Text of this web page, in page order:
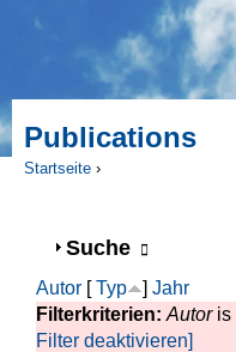
Publications
Startseite ›
Anzeigen
Suche
Autor [Typ ] Jahr
Filterkriterien: Autoris
Filter deaktivieren]